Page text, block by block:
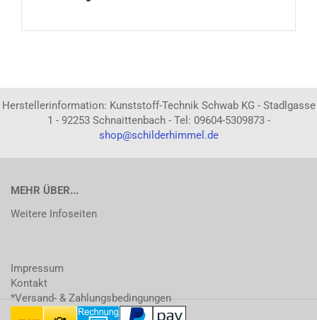
Herstellerinformation: Kunststoff-Technik Schwab KG - Stadlgasse
1 - 92253 Schnaittenbach - Tel: 09604-5309873 -
shop@schilderhimmel.de
MEHR ÜBER...
Weitere Infoseiten
Impressum
Kontakt
*Versand- & Zahlungsbedingungen